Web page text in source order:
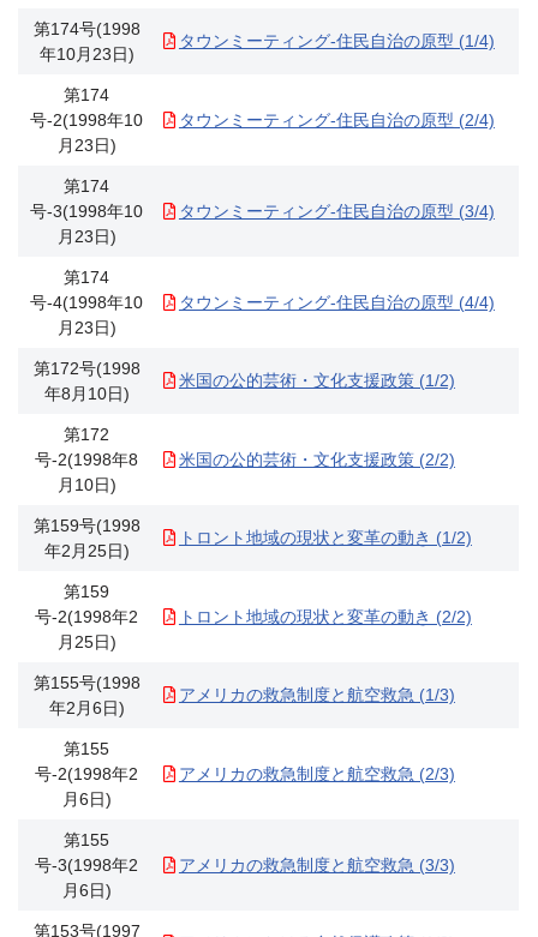
第174号(1998
年10月23日)
タウンミーティング-住民自治の原型 (1/4)
第174
号-2(1998年10
月23日)
タウンミーティング-住民自治の原型 (2/4)
第174
号-3(1998年10
月23日)
タウンミーティング-住民自治の原型 (3/4)
第174
号-4(1998年10
月23日)
タウンミーティング-住民自治の原型 (4/4)
第172号(1998
年8月10日)
米国の公的芸術・文化支援政策 (1/2)
第172
号-2(1998年8
月10日)
米国の公的芸術・文化支援政策 (2/2)
第159号(1998
年2月25日)
トロント地域の現状と変革の動き (1/2)
第159
号-2(1998年2
月25日)
トロント地域の現状と変革の動き (2/2)
第155号(1998
年2月6日)
アメリカの救急制度と航空救急 (1/3)
第155
号-2(1998年2
月6日)
アメリカの救急制度と航空救急 (2/3)
第155
号-3(1998年2
月6日)
アメリカの救急制度と航空救急 (3/3)
第153号(1997